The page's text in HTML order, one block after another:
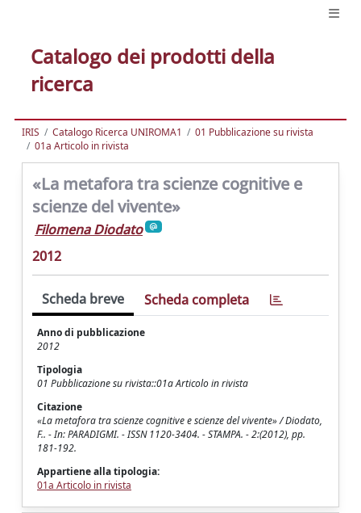
Catalogo dei prodotti della
ricerca
IRIS Catalogo Ricerca UNIROMA1
01 Pubblicazione su rivista
01a Articolo in rivista
«La metafora tra scienze cognitive e
scienze del vivente»
Filomena Diodato
2012
Scheda breve Scheda completa
Anno di pubblicazione
2012
Tipologia
01 Pubblicazione su rivista::01a Articolo in rivista
Citazione
«La metafora tra scienze cognitive e scienze del vivente» / Diodato,
F.. - In: PARADIGMI. - ISSN 1120-3404. - STAMPA. - 2:(2012), pp.
181-192.
Appartiene alla tipologia:
01a Articolo in rivista